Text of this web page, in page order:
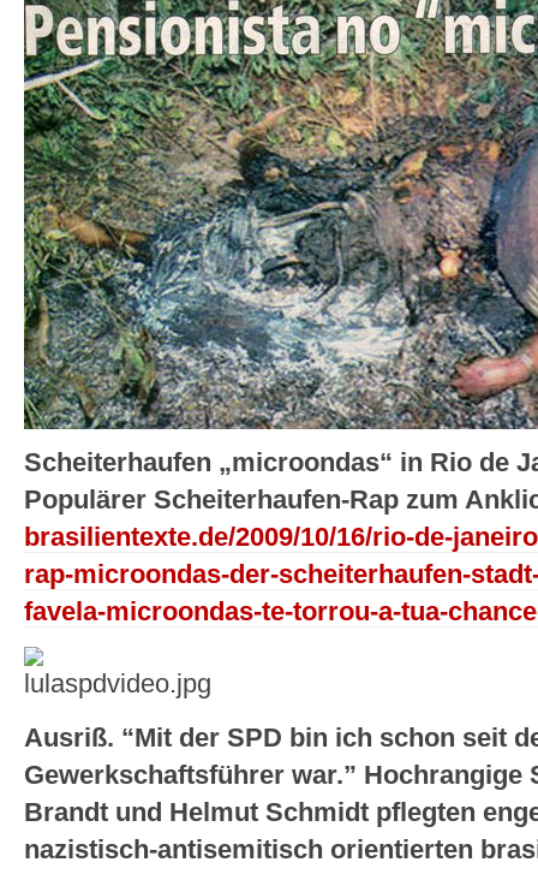
Scheiterhaufen „microondas“ in Rio de
Populärer Scheiterhaufen-Rap zum
brasilientexte.de/2009/10/16/rio-de-
rap-microondas-der-scheiterhaufen-
favela-microondas-te-torrou-a-tua-
Ausriß. “Mit der SPD bin ich schon seit
Gewerkschaftsführer war.” Hochrangige
Brandt und Helmut Schmidt pflegten
nazistisch-antisemitisch orientierten